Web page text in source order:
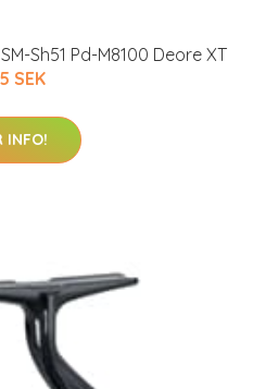
Sh51 Pd-M8100 Deore XT
SEK
INFO!